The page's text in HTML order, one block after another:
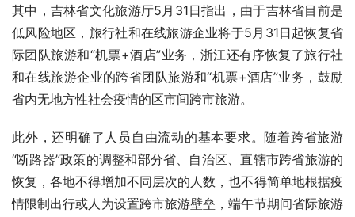
其中，吉林省文化旅游厅5月31日指出，由于吉林省目前是
低风险地区，旅行社和在线旅游企业将于5月31日起恢复省
际团队旅游和“机票+酒店”业务，浙江还有序恢复了旅行社
和在线旅游企业的跨省团队旅游和“机票+酒店”业务，鼓励
省内无地方性社会疫情的区市间跨市旅游。
此外，还明确了人员自由流动的基本要求。随着跨省旅游
“断路器”政策的调整和部分省、自治区、直辖市跨省旅游的
恢复，各地不得增加不同层次的人数，也不得简单地根据疫
情限制出行或人为设置跨市旅游壁垒，端午节期间省际旅游